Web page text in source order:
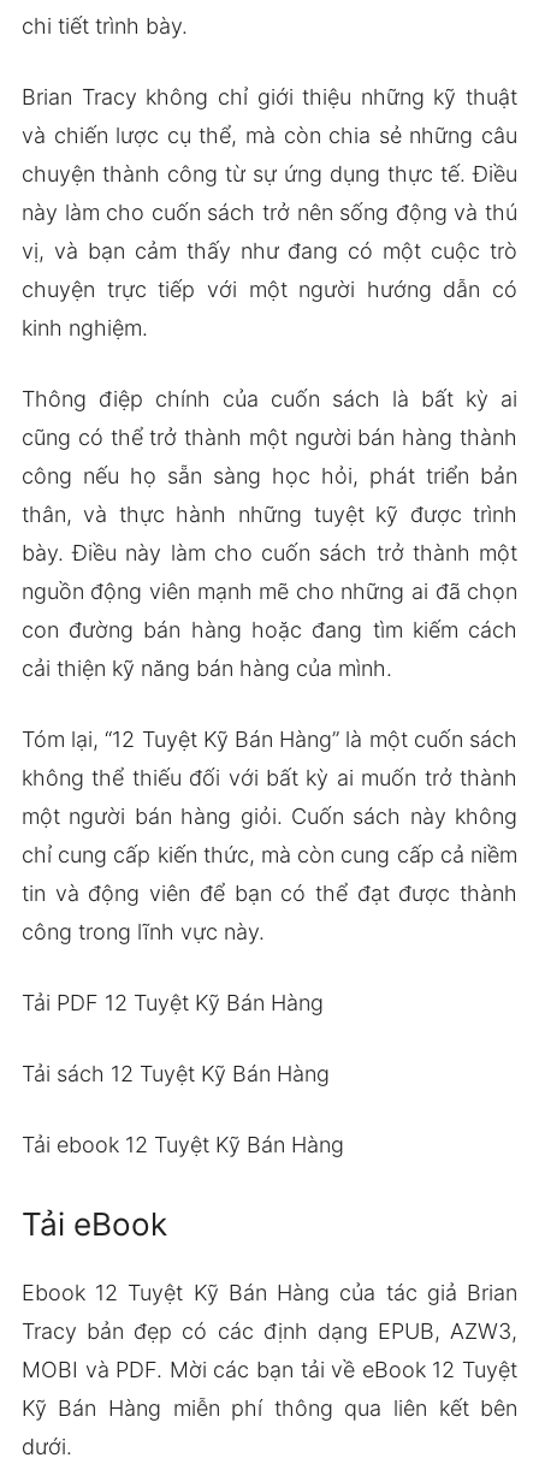
chi tiết trình bày.
Brian Tracy không chỉ giới thiệu những kỹ thuật
và chiến lược cụ thể, mà còn chia sẻ những câu
chuyện thành công từ sự ứng dụng thực tế. Điều
này làm cho cuốn sách trở nên sống động và thú
vị, và bạn cảm thấy như đang có một cuộc trò
chuyện trực tiếp với một người hướng dẫn có
kinh nghiệm.
Thông điệp chính của cuốn sách là bất kỳ ai
cũng có thể trở thành một người bán hàng thành
công nếu họ sẵn sàng học hỏi, phát triển bản
thân, và thực hành những tuyệt kỹ được trình
bày. Điều này làm cho cuốn sách trở thành một
nguồn động viên mạnh mẽ cho những ai đã chọn
con đường bán hàng hoặc đang tìm kiếm cách
cải thiện kỹ năng bán hàng của mình.
Tóm lại, “12 Tuyệt Kỹ Bán Hàng” là một cuốn sách
không thể thiếu đối với bất kỳ ai muốn trở thành
một người bán hàng giỏi. Cuốn sách này không
chỉ cung cấp kiến thức, mà còn cung cấp cả niềm
tin và động viên để bạn có thể đạt được thành
công trong lĩnh vực này.
Tải PDF 12 Tuyệt Kỹ Bán Hàng
Tải sách 12 Tuyệt Kỹ Bán Hàng
Tải ebook 12 Tuyệt Kỹ Bán Hàng
Tải eBook
Ebook 12 Tuyệt Kỹ Bán Hàng của tác giả Brian
Tracy bản đẹp có các định dạng EPUB, AZW3,
MOBI và PDF. Mời các bạn tải về eBook 12 Tuyệt
Kỹ Bán Hàng miễn phí thông qua liên kết bên
dưới.